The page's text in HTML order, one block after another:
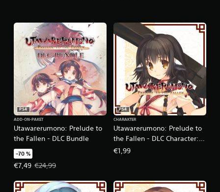
s
1
5
e
w
r
t
u
n
g
e
n
Utawarerumono: Prelude to
the Fallen - DLC Bundle
PS4
ADD-ON-PAKET
–70 %
€7,49
Angebotspreis: €7,49 Ursprünglicher Preis: €24,99
€24,99
Utawarerumono: Prelude to
the Fallen - DLC Character:
Anju
PS4
CHARAKTER
€1,99